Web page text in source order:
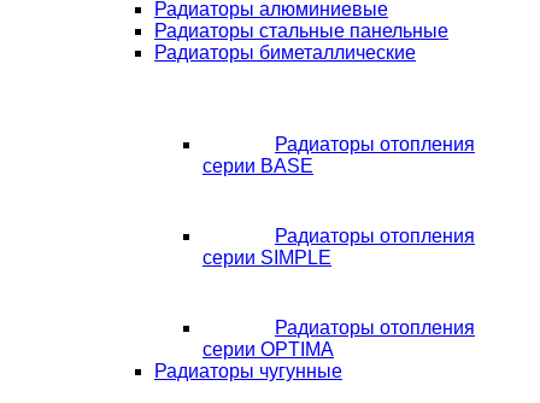
Радиаторы алюминиевые
Радиаторы стальные панельные
Радиаторы биметаллические
Радиаторы отопления
серии BASE
Радиаторы отопления
серии SIMPLE
Радиаторы отопления
серии OPTIMA
Радиаторы чугунные